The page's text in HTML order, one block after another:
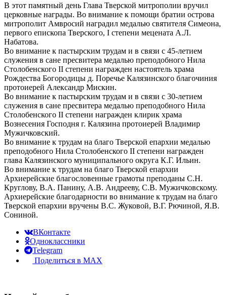
В этот памятный день Глава Тверской митрополии вручил
церковные награды. Во внимание к помощи братии острова
митрополит Амвросий наградил медалью святителя Симеона,
первого епископа Тверского, I степени мецената А.Л.
Набатова.
Во внимание к пастырским трудам и в связи с 45-летием
служения в сане пресвитера медалью преподобного Нила
Столобенского II степени награжден настоятель храма
Рождества Богородицы д. Поречье Калязинского благочиния
протоиерей Александр Мискин.
Во внимание к пастырским трудам и в связи с 30-летием
служения в сане пресвитера медалью преподобного Нила
Столобенского II степени награжден клирик храма
Вознесения Господня г. Калязина протоиерей Владимир
Мужичковский.
Во внимание к трудам на благо Тверской епархии медалью
преподобного Нила Столобенского II степени награжден
глава Калязинского муниципального округа К.Г. Ильин.
Во внимание к трудам на благо Тверской епархии
Архиерейские благословенные грамоты преподаны С.Н.
Круглову, В.А. Панину, А.В. Андрееву, С.В. Мужичковскому.
Архиерейские благодарности во внимание к трудам на благо
Тверской епархии вручены В.С. Жуковой, В.Г. Рючиной, Я.В.
Сониной.
ВКонтакте
Одноклассники
Telegram
Поделиться в MAX